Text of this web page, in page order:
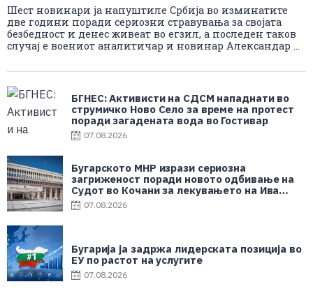
Шест новинари ја напуштиле Србија во изминатите
две години поради сериозни стравувања за својата
безбедност и денес живеат во егзил, а последен таков
случај е воениот аналитичар и новинар Александар ...
БГНЕС: Aктивисти на СДСМ нападнати во
струмичко Ново Село за време на протест
поради загадената вода во Гостивар
07.08.2026
Бугарското МНР изрази сериозна
загриженост поради новото одбивање на
Судот во Кочани за лекувањето на Ива
Михаилова
07.08.2026
Бугарија ја задржа лидерската позиција во
ЕУ по растот на услугите
07.08.2026